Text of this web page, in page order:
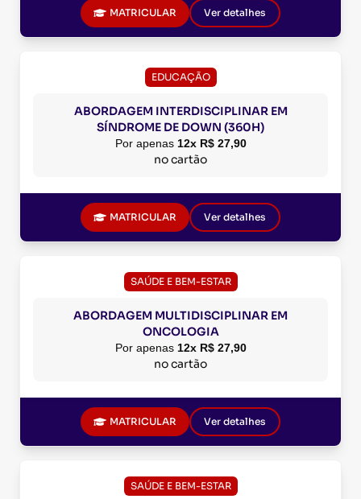
MATRICULAR Ver detalhes
EDUCAÇÃO
ABORDAGEM INTERDISCIPLINAR EM
SÍNDROME DE DOWN (360H)
Por apenas 12x R$ 27,90
no cartão
MATRICULAR Ver detalhes
SAÚDE E BEM-ESTAR
ABORDAGEM MULTIDISCIPLINAR EM
ONCOLOGIA
Por apenas 12x R$ 27,90
no cartão
MATRICULAR Ver detalhes
SAÚDE E BEM-ESTAR